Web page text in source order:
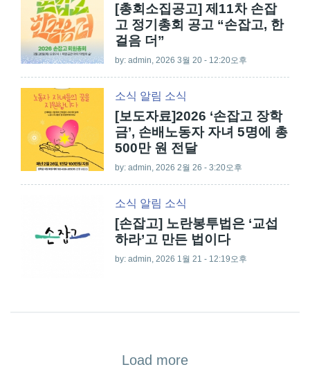
[총회소집공고] 제11차 손잡
고 정기총회 공고 “손잡고, 한
걸음 더”
by: admin, 2026 3월 20 - 12:20오후
소식 알림 소식
[보도자료]2026 ‘손잡고 장학
금’, 손배노동자 자녀 5명에 총
500만 원 전달
by: admin, 2026 2월 26 - 3:20오후
소식 알림 소식
[손잡고] 노란봉투법은 ‘교섭
하라’고 만든 법이다
by: admin, 2026 1월 21 - 12:19오후
Load more